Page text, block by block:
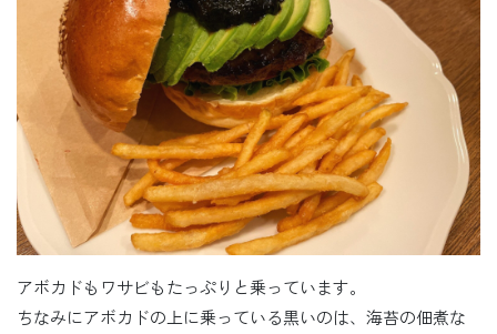
アボカドもワサビもたっぷりと乗っています。
ちなみにアボカドの上に乗っている黒いのは、海苔の佃煮な